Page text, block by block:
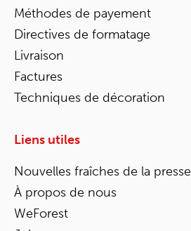
Méthodes de payement
Directives de formatage
Livraison
Factures
Techniques de décoration
Liens utiles
Nouvelles fraîches de la presse
À propos de nous
WeForest